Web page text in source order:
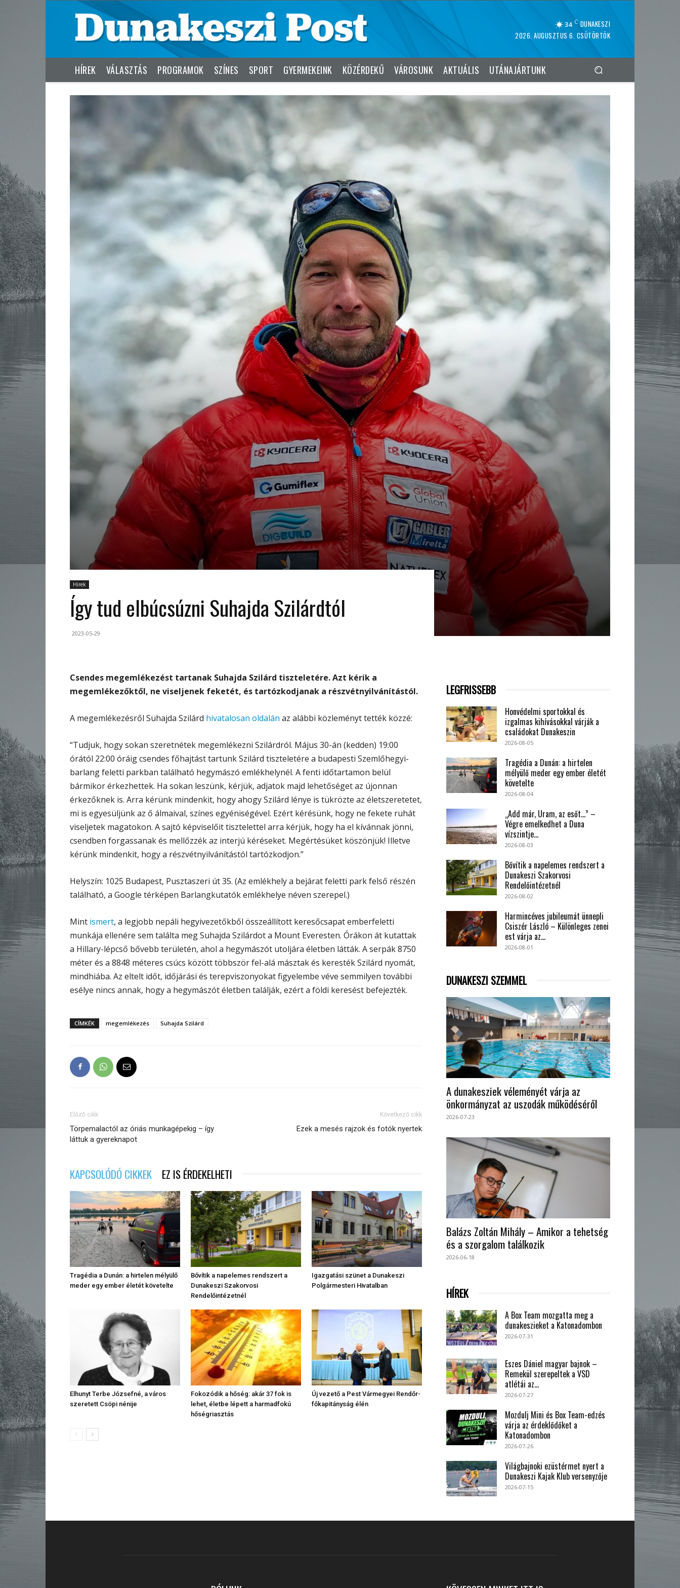
34 C DUNAKESZI
2026. AUGUSZTUS 6. CSÜTÖRTÖK
HÍREK VÁLASZTÁS PROGRAMOK SZÍNES SPORT GYERMEKEINK KÖZÉRDEKŰ VÁROSUNK AKTUÁLIS UTÁNAJÁRTUNK
Hírek
Így tud elbúcsúzni Suhajda Szilárdtól
2023-05-29
Csendes megemlékezést tartanak Suhajda Szilárd tiszteletére. Azt kérik a
megemlékezőktől, ne viseljenek feketét, és tartózkodjanak a részvétnyilvánítástól.
A megemlékezésről Suhajda Szilárd hivatalosan oldalán az alábbi közleményt tették közzé:
“Tudjuk, hogy sokan szeretnétek megemlékezni Szilárdról. Május 30-án (kedden) 19:00
órától 22:00 óráig csendes főhajtást tartunk Szilárd tiszteletére a budapesti Szemlőhegyi-
barlang feletti parkban található hegymászó emlékhelynél. A fenti időtartamon belül
bármikor érkezhettek. Ha sokan leszünk, kérjük, adjatok majd lehetőséget az újonnan
érkezőknek is. Arra kérünk mindenkit, hogy ahogy Szilárd lénye is tükrözte az életszeretetet,
mi is egyesüljünk az ő álmaival, színes egyéniségével. Ezért kérésünk, hogy ne fekete ruhát
viseljetek magatokon. A sajtó képviselőit tisztelettel arra kérjük, hogy ha el kívánnak jönni,
csendben forgassanak és mellőzzék az interjú kéréseket. Megértésüket köszönjük! Illetve
kérünk mindenkit, hogy a részvétnyilvánítástól tartózkodjon.”
Helyszín: 1025 Budapest, Pusztaszeri út 35. (Az emlékhely a bejárat feletti park felső részén
található, a Google térképen Barlangkutatók emlékhelye néven szerepel.)
Mint ismert, a legjobb nepáli hegyivezetőkből összeállított keresőcsapat emberfeletti
munkája ellenére sem találta meg Suhajda Szilárdot a Mount Everesten. Órákon át kutattak
a Hillary-lépcső bővebb területén, ahol a hegymászót utoljára életben látták. A serpák 8750
méter és a 8848 méteres csúcs között többször fel-alá másztak és keresték Szilárd nyomát,
mindhiába. Az eltelt időt, időjárási és terepviszonyokat figyelembe véve semmilyen további
esélye nincs annak, hogy a hegymászót életben találják, ezért a földi keresést befejezték.
CÍMKÉK megemlékezés Suhajda Szilárd
Előző cikk
Törpemalactól az óriás munkagépekig – így
láttuk a gyereknapot
Következő cikk
Ezek a mesés rajzok és fotók nyertek
KAPCSOLÓDÓ CIKKEK EZ IS ÉRDEKELHETI
Tragédia a Dunán: a hirtelen mélyülő
meder egy ember életét követelte
Bővítik a napelemes rendszert a
Dunakeszi Szakorvosi
Rendelőintézetnél
Igazgatási szünet a Dunakeszi
Polgármesteri Hivatalban
Elhunyt Terbe Józsefné, a város
szeretett Csöpi nénije
Fokozódik a hőség: akár 37 fok is
lehet, életbe lépett a harmadfokú
hőségriasztás
Új vezető a Pest Vármegyei Rendőr-
főkapitányság élén
LEGFRISSEBB
Honvédelmi sportokkal és
izgalmas kihívásokkal várják a
családokat Dunakeszin
2026-08-05
Tragédia a Dunán: a hirtelen
mélyülő meder egy ember életét
követelte
2026-08-04
„Add már, Uram, az esőt…” –
Végre emelkedhet a Duna
vízszintje...
2026-08-03
Bővítik a napelemes rendszert a
Dunakeszi Szakorvosi
Rendelőintézetnél
2026-08-02
Harmincéves jubileumát ünnepli
Csiszér László – Különleges zenei
est várja az...
2026-08-01
DUNAKESZI SZEMMEL
A dunakesziek véleményét várja az
önkormányzat az uszodák működéséről
2026-07-23
Balázs Zoltán Mihály – Amikor a tehetség
és a szorgalom találkozik
2026-06-18
HÍREK
A Box Team mozgatta meg a
dunakeszieket a Katonadombon
2026-07-31
Eszes Dániel magyar bajnok –
Remekül szerepeltek a VSD
atlétái az...
2026-07-27
Mozdulj Mini és Box Team-edzés
várja az érdeklődőket a
Katonadombon
2026-07-26
Világbajnoki ezüstérmet nyert a
Dunakeszi Kajak Klub versenyzője
2026-07-15